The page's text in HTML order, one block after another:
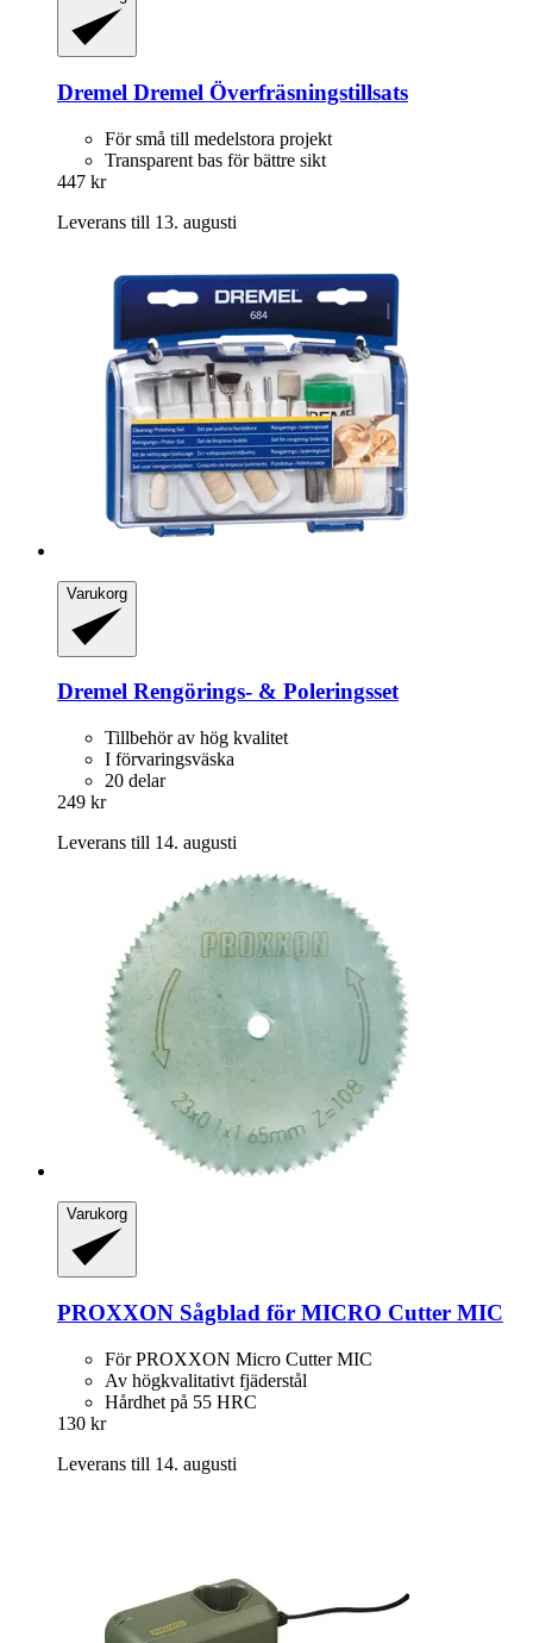
Dremel Dremel Överfräsningstillsats
För små till medelstora projekt
Transparent bas för bättre sikt
447 kr
Leverans till 13. augusti
Varukorg
Dremel Rengörings-​ & Poleringsset
Tillbehör av hög kvalitet
I förvaringsväska
20 delar
249 kr
Leverans till 14. augusti
Varukorg
PROXXON Sågblad för MICRO Cutter MIC
För PROXXON Micro Cutter MIC
Av högkvalitativt fjäderstål
Hårdhet på 55 HRC
130 kr
Leverans till 14. augusti